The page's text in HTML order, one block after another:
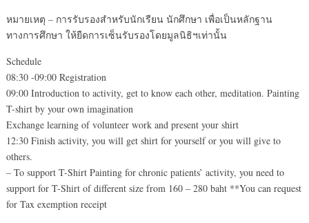
หมายเหตุ – การรับรองสำหรับนักเรียน นักศึกษา เพื่อเป็นหลักฐาน
ทางการศึกษา ให้ยืดการเซ็นรับรองโดยมูลนิธิฯเท่านั้น
Schedule
08:30 -09:00 Registration
09:00 Introduction to activity, get to know each other, meditation. Painting
T-shirt by your own imagination
Exchange learning of volunteer work and present your shirt
12:30 Finish activity, you will get shirt for yourself or you will give to
others.
– To support T-Shirt Painting for chronic patients’ activity, you need to
support for T-Shirt of different size from 160 – 280 baht **You can request
for Tax exemption receipt